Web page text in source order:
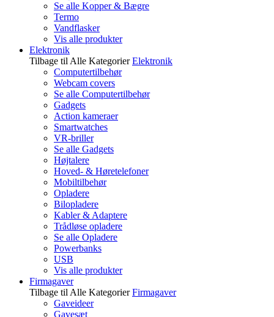
Se alle Kopper & Bægre
Termo
Vandflasker
Vis alle produkter
Elektronik
Tilbage til Alle Kategorier Elektronik
Computertilbehør
Webcam covers
Se alle Computertilbehør
Gadgets
Action kameraer
Smartwatches
VR-briller
Se alle Gadgets
Højtalere
Hoved- & Høretelefoner
Mobiltilbehør
Opladere
Bilopladere
Kabler & Adaptere
Trådløse opladere
Se alle Opladere
Powerbanks
USB
Vis alle produkter
Firmagaver
Tilbage til Alle Kategorier Firmagaver
Gaveideer
Gavesæt